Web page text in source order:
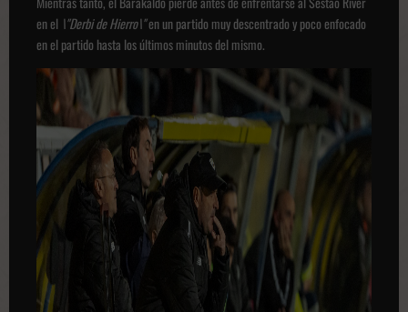
en el \"Derbi de Hierro\"en un partido muy descentrado y poco enfocado
en el partido hasta los últimos minutos del mismo.